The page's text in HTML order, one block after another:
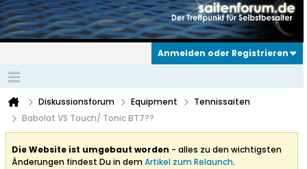
Anmelden oder Registrieren
Diskussionsforum Equipment
Tennissaiten
Babolat VS Touch/ Tonic BT7??
Die Website ist umgebaut worden - alles zu den wichtigsten
Änderungen findest Du in demArtikel zum Relaunch.